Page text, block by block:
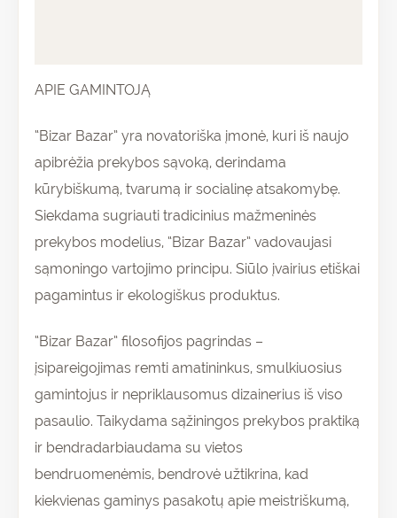
APIE GAMINTOJĄ
“Bizar Bazar” yra novatoriška įmonė, kuri iš naujo
apibrėžia prekybos sąvoką, derindama
kūrybiškumą, tvarumą ir socialinę atsakomybę.
Siekdama sugriauti tradicinius mažmeninės
prekybos modelius, “Bizar Bazar” vadovaujasi
sąmoningo vartojimo principu. Siūlo įvairius etiškai
pagamintus ir ekologiškus produktus.
“Bizar Bazar” filosofijos pagrindas –
įsipareigojimas remti amatininkus, smulkiuosius
gamintojus ir nepriklausomus dizainerius iš viso
pasaulio. Taikydama sąžiningos prekybos praktiką
ir bendradarbiaudama su vietos
bendruomenėmis, bendrovė užtikrina, kad
kiekvienas gaminys pasakotų apie meistriškumą,